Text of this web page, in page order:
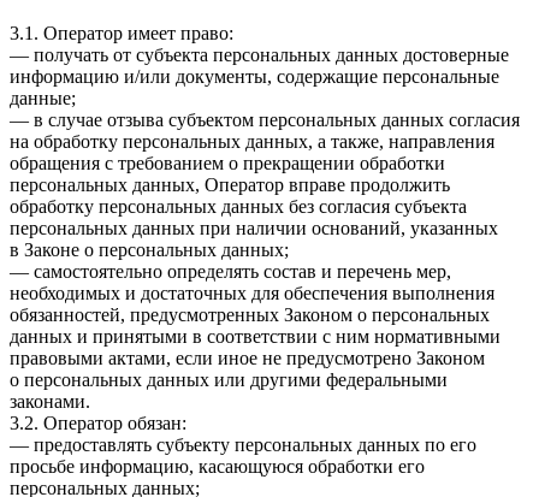
3.1. Оператор имеет право:
— получать от субъекта персональных данных достоверные
информацию и/или документы, содержащие персональные
данные;
— в случае отзыва субъектом персональных данных согласия
на обработку персональных данных, а также, направления
обращения с требованием о прекращении обработки
персональных данных, Оператор вправе продолжить
обработку персональных данных без согласия субъекта
персональных данных при наличии оснований, указанных
в Законе о персональных данных;
— самостоятельно определять состав и перечень мер,
необходимых и достаточных для обеспечения выполнения
обязанностей, предусмотренных Законом о персональных
данных и принятыми в соответствии с ним нормативными
правовыми актами, если иное не предусмотрено Законом
о персональных данных или другими федеральными
законами.
3.2. Оператор обязан:
— предоставлять субъекту персональных данных по его
просьбе информацию, касающуюся обработки его
персональных данных;